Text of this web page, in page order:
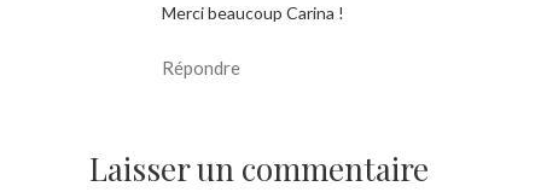
Merci beaucoup Carina !
Répondre
Laisser un commentaire